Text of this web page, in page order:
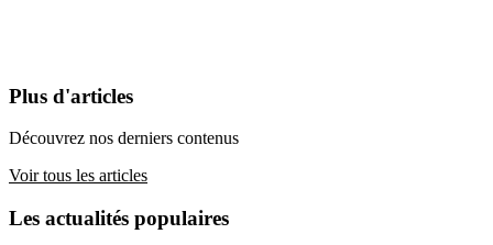
Plus d'articles
Découvrez nos derniers contenus
Voir tous les articles
Les actualités populaires